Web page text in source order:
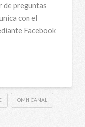
de preguntas
con el
Facebook
OMNICANAL